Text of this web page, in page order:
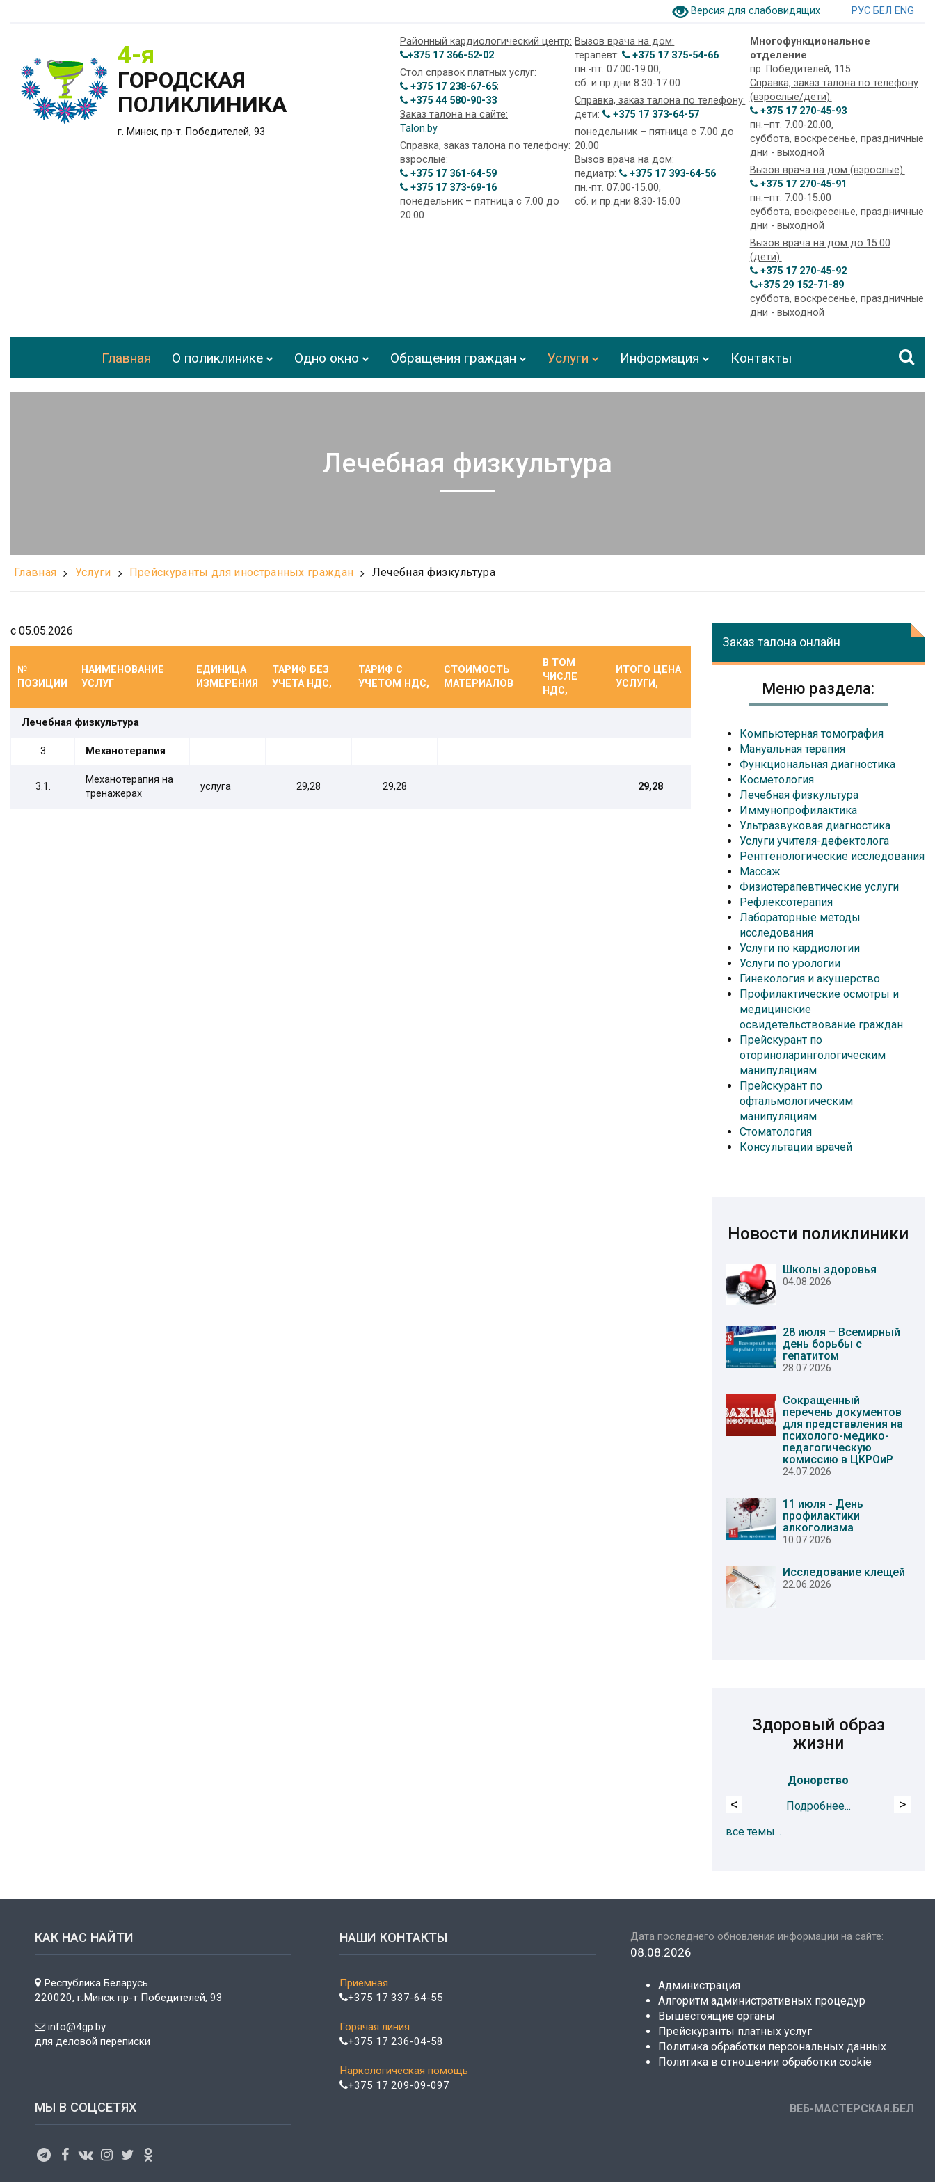
Версия для слабовидящих РУС БЕЛ ENG
4-я
ГОРОДСКАЯ
ПОЛИКЛИНИКА
г. Минск, пр-т. Победителей, 93
Районный кардиологический центр:
+375 17 366-52-02
Стол справок платных услуг:
+375 17 238-67-65;
+375 44 580-90-33
Заказ талона на сайте:
Talon.by
Справка, заказ талона по телефону:
взрослые:
+375 17 361-64-59
+375 17 373-69-16
понедельник – пятница с 7.00 до
20.00
Вызов врача на дом:
терапевт:
+375 17 375-54-66
пн.-пт. 07.00-19.00,
сб. и пр.дни 8.30-17.00
Справка, заказ талона по телефону:
дети:
+375 17 373-64-57
понедельник – пятница с 7.00 до
20.00
Вызов врача на дом:
педиатр:
+375 17 393-64-56
пн.-пт. 07.00-15.00,
сб. и пр.дни 8.30-15.00
Многофункциональное
отделение
пр. Победителей, 115:
Справка, заказ талона по телефону
(взрослые/дети):
+375 17 270-45-93
пн.–пт. 7.00-20.00,
суббота, воскресенье, праздничные
дни - выходной
Вызов врача на дом (взрослые):
+375 17 270-45-91
пн.–пт. 7.00-15.00
суббота, воскресенье, праздничные
дни - выходной
Вызов врача на дом до 15.00
(дети):
+375 17 270-45-92
+375 29 152-71-89
суббота, воскресенье, праздничные
дни - выходной
Главная О поликлинике Одно окно Обращения граждан Услуги Информация Контакты
Лечебная физкультура
Главная Услуги Прейскуранты для иностранных граждан Лечебная физкультура
с 05.05.2026
№
ПОЗИЦИИ
НАИМЕНОВАНИЕ
УСЛУГ
ЕДИНИЦА
ИЗМЕРЕНИЯ
ТАРИФ БЕЗ
УЧЕТА НДС,
ТАРИФ С
УЧЕТОМ НДС,
СТОИМОСТЬ
МАТЕРИАЛОВ
В ТОМ
ЧИСЛЕ
НДС,
ИТОГО ЦЕНА
УСЛУГИ,
Лечебная физкультура
3 Механотерапия
3.1.
Механотерапия на
тренажерах
услуга 29,28 29,28 29,28
Заказ талона онлайн
Меню раздела:
Компьютерная томография
Мануальная терапия
Функциональная диагностика
Косметология
Лечебная физкультура
Иммунопрофилактика
Ультразвуковая диагностика
Услуги учителя-дефектолога
Рентгенологические исследования
Массаж
Физиотерапевтические услуги
Рефлексотерапия
Лабораторные методы
исследования
Услуги по кардиологии
Услуги по урологии
Гинекология и акушерство
Профилактические осмотры и
медицинские
освидетельствование граждан
Прейскурант по
оториноларингологическим
манипуляциям
Прейскурант по
офтальмологическим
манипуляциям
Стоматология
Консультации врачей
Новости поликлиники
Школы здоровья
04.08.2026
28 июля – Всемирный
день борьбы с
гепатитом
28.07.2026
Сокращенный
перечень документов
для представления на
психолого-медико-
педагогическую
комиссию в ЦКРОиР
24.07.2026
11 июля - День
профилактики
алкоголизма
10.07.2026
Исследование клещей
22.06.2026
Здоровый образ
жизни
Донорство
Подробнее...
< >
все темы...
КАК НАС НАЙТИ
Республика Беларусь
220020, г.Минск пр-т Победителей, 93
info@4gp.by
для деловой переписки
МЫ В СОЦСЕТЯХ
НАШИ КОНТАКТЫ
Приемная
+375 17 337-64-55
Горячая линия
+375 17 236-04-58
Наркологическая помощь
+375 17 209-09-097
Дата последнего обновления информации на сайте:
08.08.2026
Администрация
Алгоритм административных процедур
Вышестоящие органы
Прейскуранты платных услуг
Политика обработки персональных данных
Политика в отношении обработки cookie
ВЕБ-МАСТЕРСКАЯ.БЕЛ